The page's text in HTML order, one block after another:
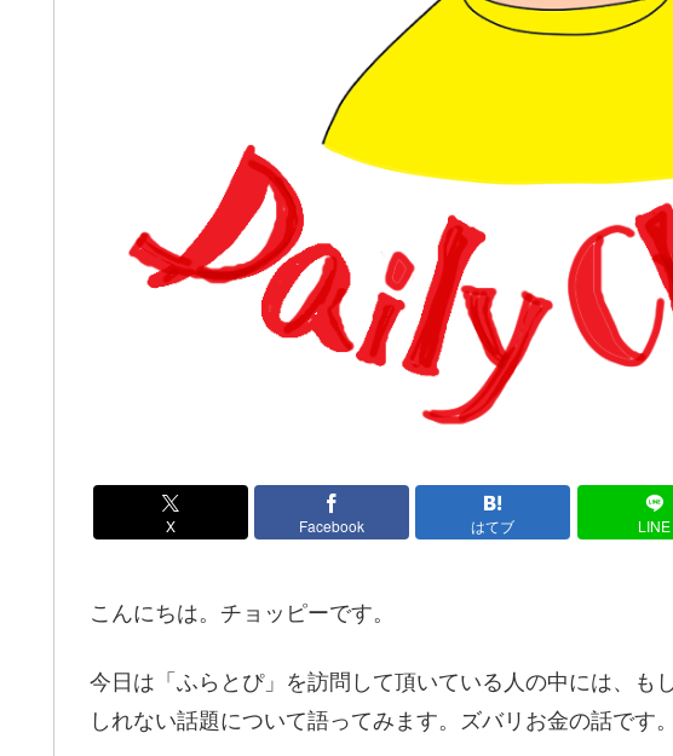
X Facebook はてブ LINE
こんにちは。チョッピーです。
今日は「ふらとぴ」を訪問して頂いている人の中には、も
しれない話題について語ってみます。ズバリお金の話です。